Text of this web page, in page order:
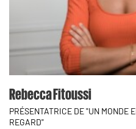
Rebecca Fitoussi
PRÉSENTATRICE DE "UN MONDE
REGARD"